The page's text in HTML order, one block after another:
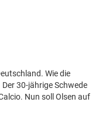
Wie die
30-jährige Schwede
Nun soll Olsen auf